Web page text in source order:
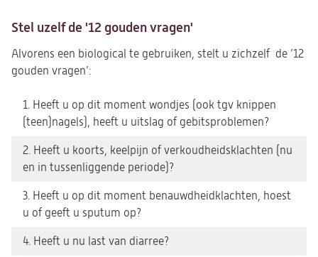
Stel uzelf de '12 gouden vragen'
Alvorens een biological te gebruiken, stelt u zichzelf de ’12
gouden vragen’:
1. Heeft u op dit moment wondjes (ook tgv knippen
(teen)nagels), heeft u uitslag of gebitsproblemen?
2. Heeft u koorts, keelpijn of verkoudheidsklachten (nu
en in tussenliggende periode)?
3. Heeft u op dit moment benauwdheidklachten, hoest
u of geeft u sputum op?
4. Heeft u nu last van diarree?